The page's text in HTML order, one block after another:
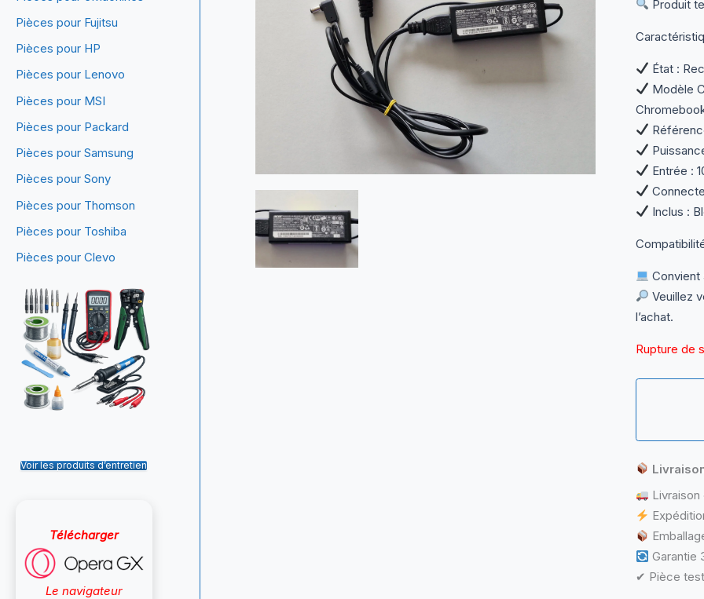
Pièces pour Fujitsu
Pièces pour HP
Pièces pour Lenovo
Pièces pour MSI
Pièces pour Packard
Pièces pour Samsung
Pièces pour Sony
Pièces pour Thomson
Pièces pour Toshiba
Pièces pour Clevo
Voir les produits d’entretien
Télécharger
Le navigateur
Produit
État :
Modèle
Entrée :
Inclus :
Convient
Veuillez
l’achat.
Rupture de
Garantie
✔ Pièce